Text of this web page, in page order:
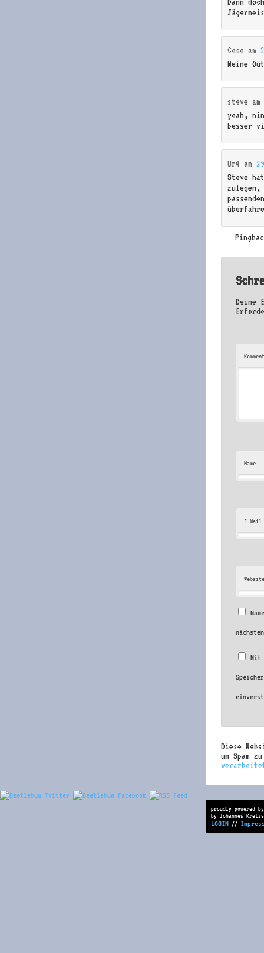
Dann
Cece am
Meine
steve am
yeah,
besser
Ur4 am
Steve
zulegen,
Deine
Name
E-
Mit
Diese
um Spam
proudly powered
by Johannes
LOGIN //